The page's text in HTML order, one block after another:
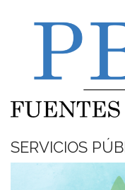
SERVICIOS